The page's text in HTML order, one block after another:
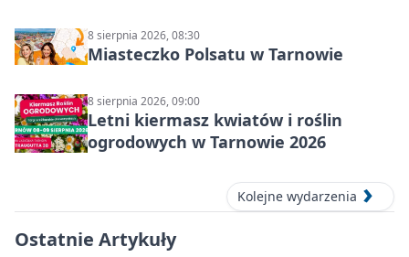
8 sierpnia 2026, 08:30
Miasteczko Polsatu w Tarnowie
8 sierpnia 2026, 09:00
Letni kiermasz kwiatów i roślin
ogrodowych w Tarnowie 2026
Kolejne wydarzenia
Ostatnie Artykuły